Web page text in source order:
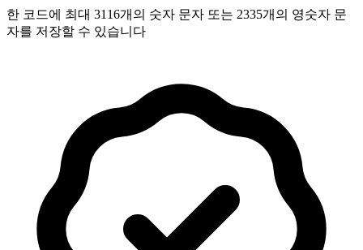
한 코드에 최대 3116개의 숫자 문자 또는 2335개의 영숫자 문
자를 저장할 수 있습니다